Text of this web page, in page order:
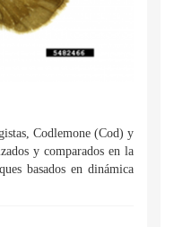
Codlemone (Cod) y
y comparados en la
basados en dinámica